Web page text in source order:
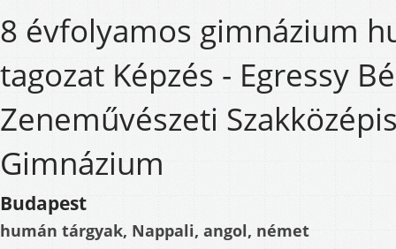
8 évfolyamos gimnázium
tagozat Képzés - Egressy
Zeneművészeti
Gimnázium
Budapest
humán tárgyak, Nappali, angol, német